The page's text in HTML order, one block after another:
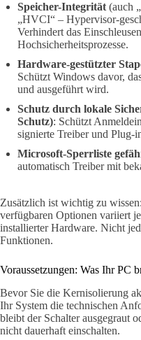
Speicher-Integrität (auch
„HVCI“ – Hypervisor-
Verhindert das
Hochsicherheitsprozesse.
Hardware-gestützter
Schützt Windows davor,
und ausgeführt wird.
Schutz durch lokale
Schutz): Schützt
signierte Treiber und Plug-
Microsoft-Sperrliste
automatisch Treiber mit
Zusätzlich ist wichtig zu
verfügbaren Optionen variiert
installierter Hardware. Nicht
Funktionen.
Voraussetzungen: Was Ihr PC
Bevor Sie die Kernisolierung
Ihr System die technischen
bleibt der Schalter ausgegraut
nicht dauerhaft einschalten.